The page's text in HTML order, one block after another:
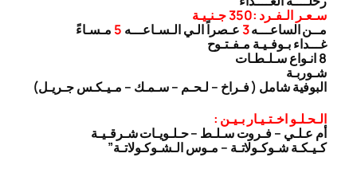
سـعـر الـفـرد :350 جـنـيـة
مــن الساعـــه3عـصراً الـي الـسـاعـــه 5 مـسـاءً
غـــداء بـوفـيـة مـفـتـوح
8 انـواع سـلـطـات
شـوربـة
البوفية شامل ( فـراخ – لـحـم – سـمـك – مـيـكـس جـريـل)
الـحـلـو اخـتـيـار بـيـن :
أم عـلـي – فـروت سـلـط – حـلـويـات شـرقـيـة
كـيـكـة شـوكـولاتـة – مـوس الـشـوكـولاتـة”